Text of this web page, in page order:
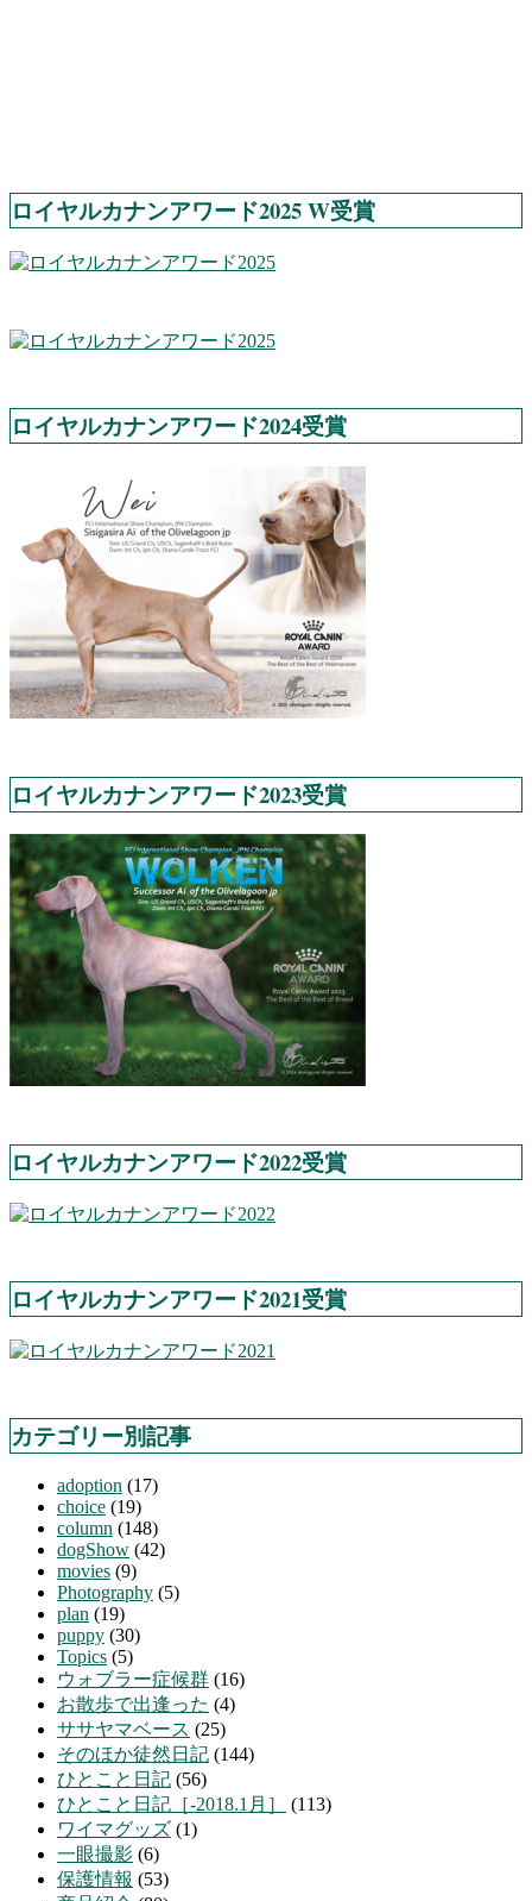
ロイヤルカナンアワード2025 W受賞
ロイヤルカナンアワード2024受賞
ロイヤルカナンアワード2023受賞
ロイヤルカナンアワード2022受賞
ロイヤルカナンアワード2021受賞
カテゴリー別記事
adoption (17)
choice (19)
column (148)
dogShow (42)
movies (9)
Photography (5)
plan (19)
puppy (30)
Topics (5)
ウォブラー症候群 (16)
お散歩で出逢った (4)
ササヤマベース (25)
そのほか徒然日記 (144)
ひとこと日記 (56)
ひとこと日記［-2018.1月］
(113)
ワイマグッズ (1)
一眼撮影 (6)
保護情報 (53)